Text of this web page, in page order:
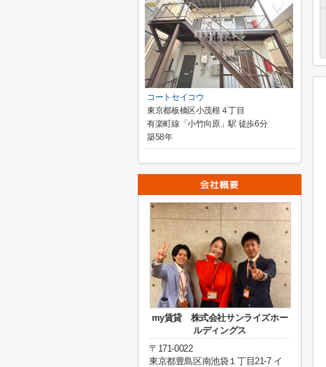
コートセイコウ
東京都板橋区小茂根４丁目
有楽町線「小竹向原」駅 徒歩6分
築58年
my賃貸 株式会社サンライズホー
ルディングス
〒171-0022
東京都豊島区南池袋１丁目21-7 イ